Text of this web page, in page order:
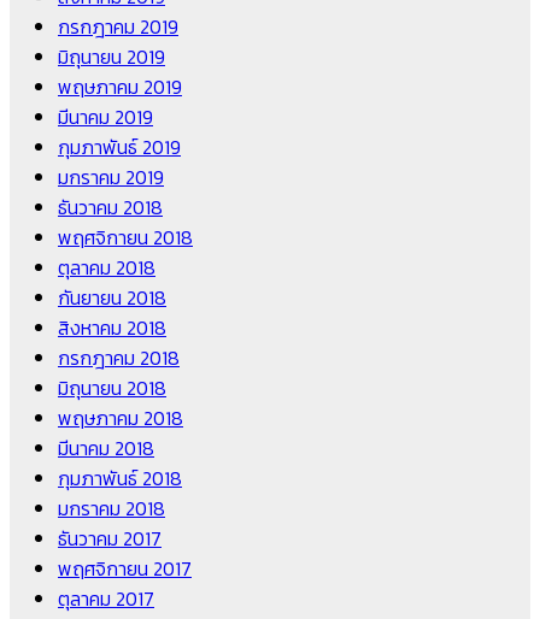
กรกฎาคม 2019
มิถุนายน 2019
พฤษภาคม 2019
มีนาคม 2019
กุมภาพันธ์ 2019
มกราคม 2019
ธันวาคม 2018
พฤศจิกายน 2018
ตุลาคม 2018
กันยายน 2018
สิงหาคม 2018
กรกฎาคม 2018
มิถุนายน 2018
พฤษภาคม 2018
มีนาคม 2018
กุมภาพันธ์ 2018
มกราคม 2018
ธันวาคม 2017
พฤศจิกายน 2017
ตุลาคม 2017